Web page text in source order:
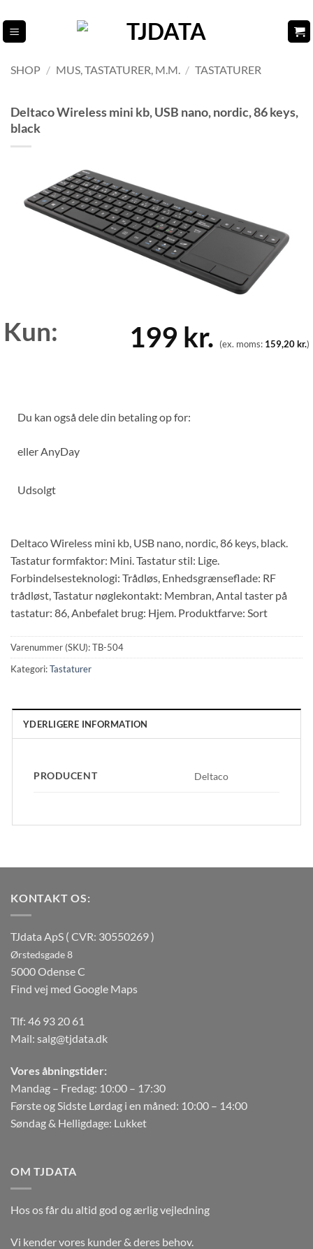
til
indhold
SHOP / MUS, TASTATURER, M.M. / TASTATURER
Deltaco Wireless mini kb, USB nano, nordic, 86 keys,
black
Kun: 199 kr. (ex. moms: 159,20kr.)
Du kan også dele din betaling op for:
ellerAnyDay
Udsolgt
Deltaco Wireless mini kb, USB nano, nordic, 86 keys, black.
Tastatur formfaktor: Mini. Tastatur stil: Lige.
Forbindelsesteknologi: Trådløs, Enhedsgrænseflade: RF
trådløst, Tastatur nøglekontakt: Membran, Antal taster på
tastatur: 86, Anbefalet brug: Hjem. Produktfarve: Sort
Varenummer (SKU):TB-504
Kategori:Tastaturer
YDERLIGERE INFORMATION
PRODUCENT Deltaco
KONTAKT OS:
TJdata ApS ( CVR: 30550269 )
Ørstedsgade 8
5000 Odense C
Find vej med Google Maps
Tlf: 46 93 20 61
Mail: salg@tjdata.dk
Vores åbningstider:
Mandag – Fredag: 10:00 – 17:30
Første og Sidste Lørdag i en måned: 10:00 – 14:00
Søndag & Helligdage: Lukket
OM TJDATA
Hos os får du altid god og ærlig vejledning
Vi kender vores kunder & deres behov.